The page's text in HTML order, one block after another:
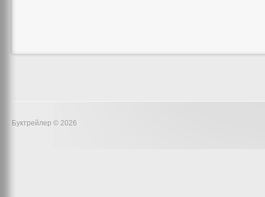
Буктрейлер © 2026